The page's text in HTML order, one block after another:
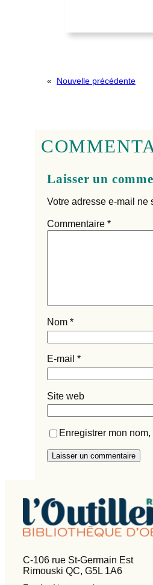
« Nouvelle précédente
Laisser un
Votre adresse e-mail ne
Commentaire *
Nom *
E-mail *
Site web
Enregistrer mon
C-106 rue St-Germain Est
Rimouski QC, G5L 1A6